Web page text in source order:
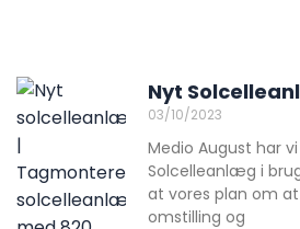
Nyt
03/10/2023
Medio August har
Solcelleanlæg i
at vores plan om
omstilling og